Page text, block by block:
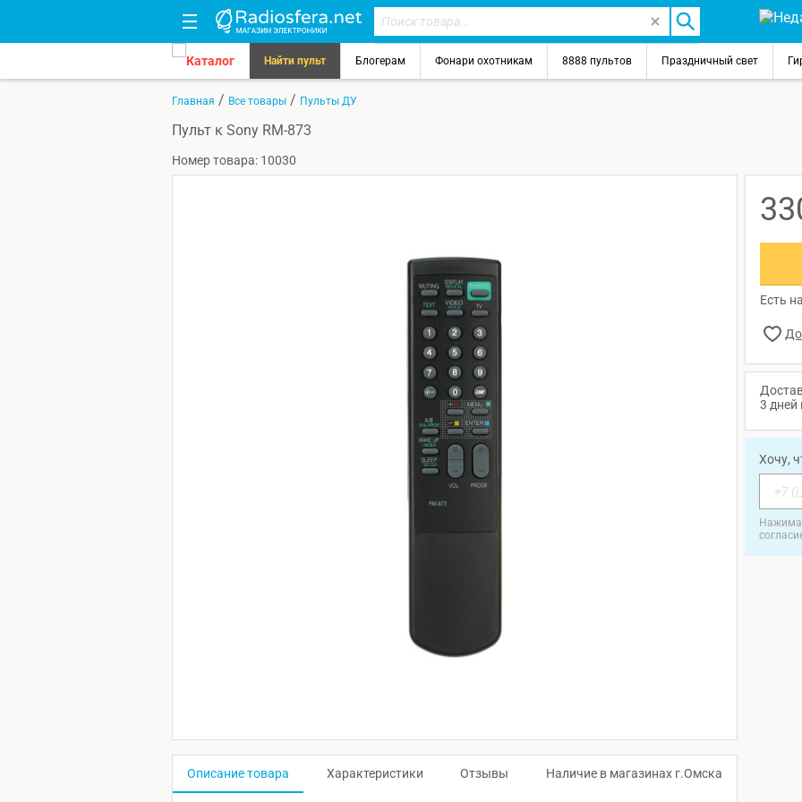
Каталог Найти пульт Блогерам Фонари охотникам 8888 пультов Праздничный свет
Главная / Все товары / Пульты ДУ
Пульт к Sony RM-873
Номер товара: 10030
Есть
3 дней
Хочу,
Описание товара Характеристики Отзывы Наличие в магазинах г.Омска